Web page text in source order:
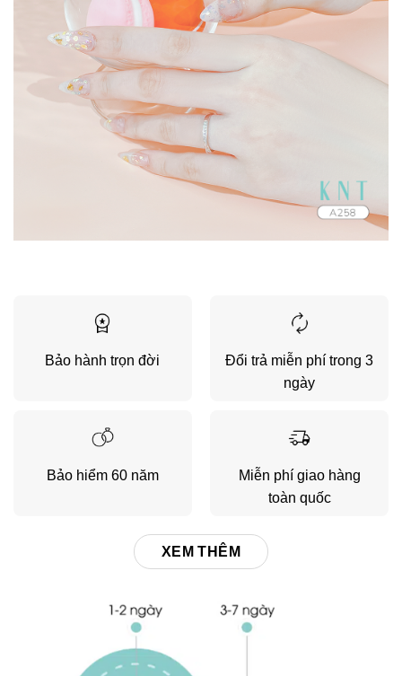
Bảo hành trọn đời
Đổi trả miễn phí trong 3
ngày
Bảo hiểm 60 năm
Miễn phí giao hàng
toàn quốc
XEM THÊM